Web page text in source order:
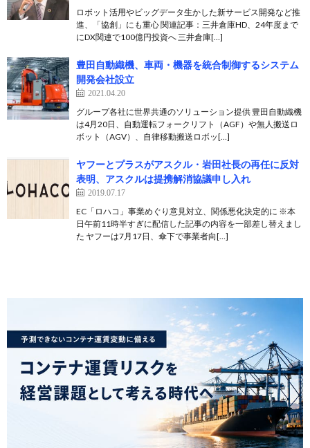
ロボット活用やビッグデータ生かした新サービス開発など推
進、「協創」にも重心 関連記事：三井倉庫HD、24年度まで
にDX関連で100億円投資へ 三井倉庫[…]
豊田自動織機、車両・機器を統合制御するシステム
開発会社設立
2021.04.20
グループ各社に世界共通のソリューション提供 豊田自動織機
は4月20日、自動運転フォークリフト（AGF）や無人搬送ロ
ボット（AGV）、自律移動搬送ロボッ[…]
ヤフーとプラスがアスクル・岩田社長の再任に反対
表明、アスクルは提携解消協議申し入れ
2019.07.17
EC「ロハコ」事業めぐり意見対立、関係悪化決定的に ※本
日午前11時半すぎに配信した記事の内容を一部差し替えまし
た ヤフーは7月17日、傘下で事業者向[…]